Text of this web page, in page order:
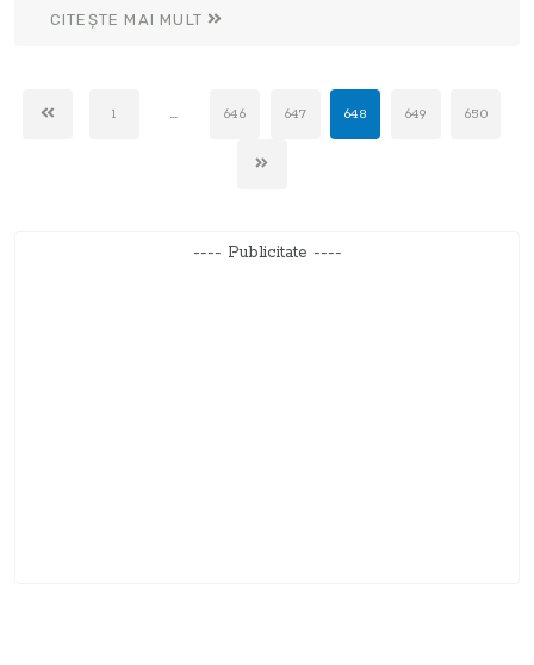
CITEȘTE MAI MULT
1 ... 646 647 648 649 650
---- Publicitate ----